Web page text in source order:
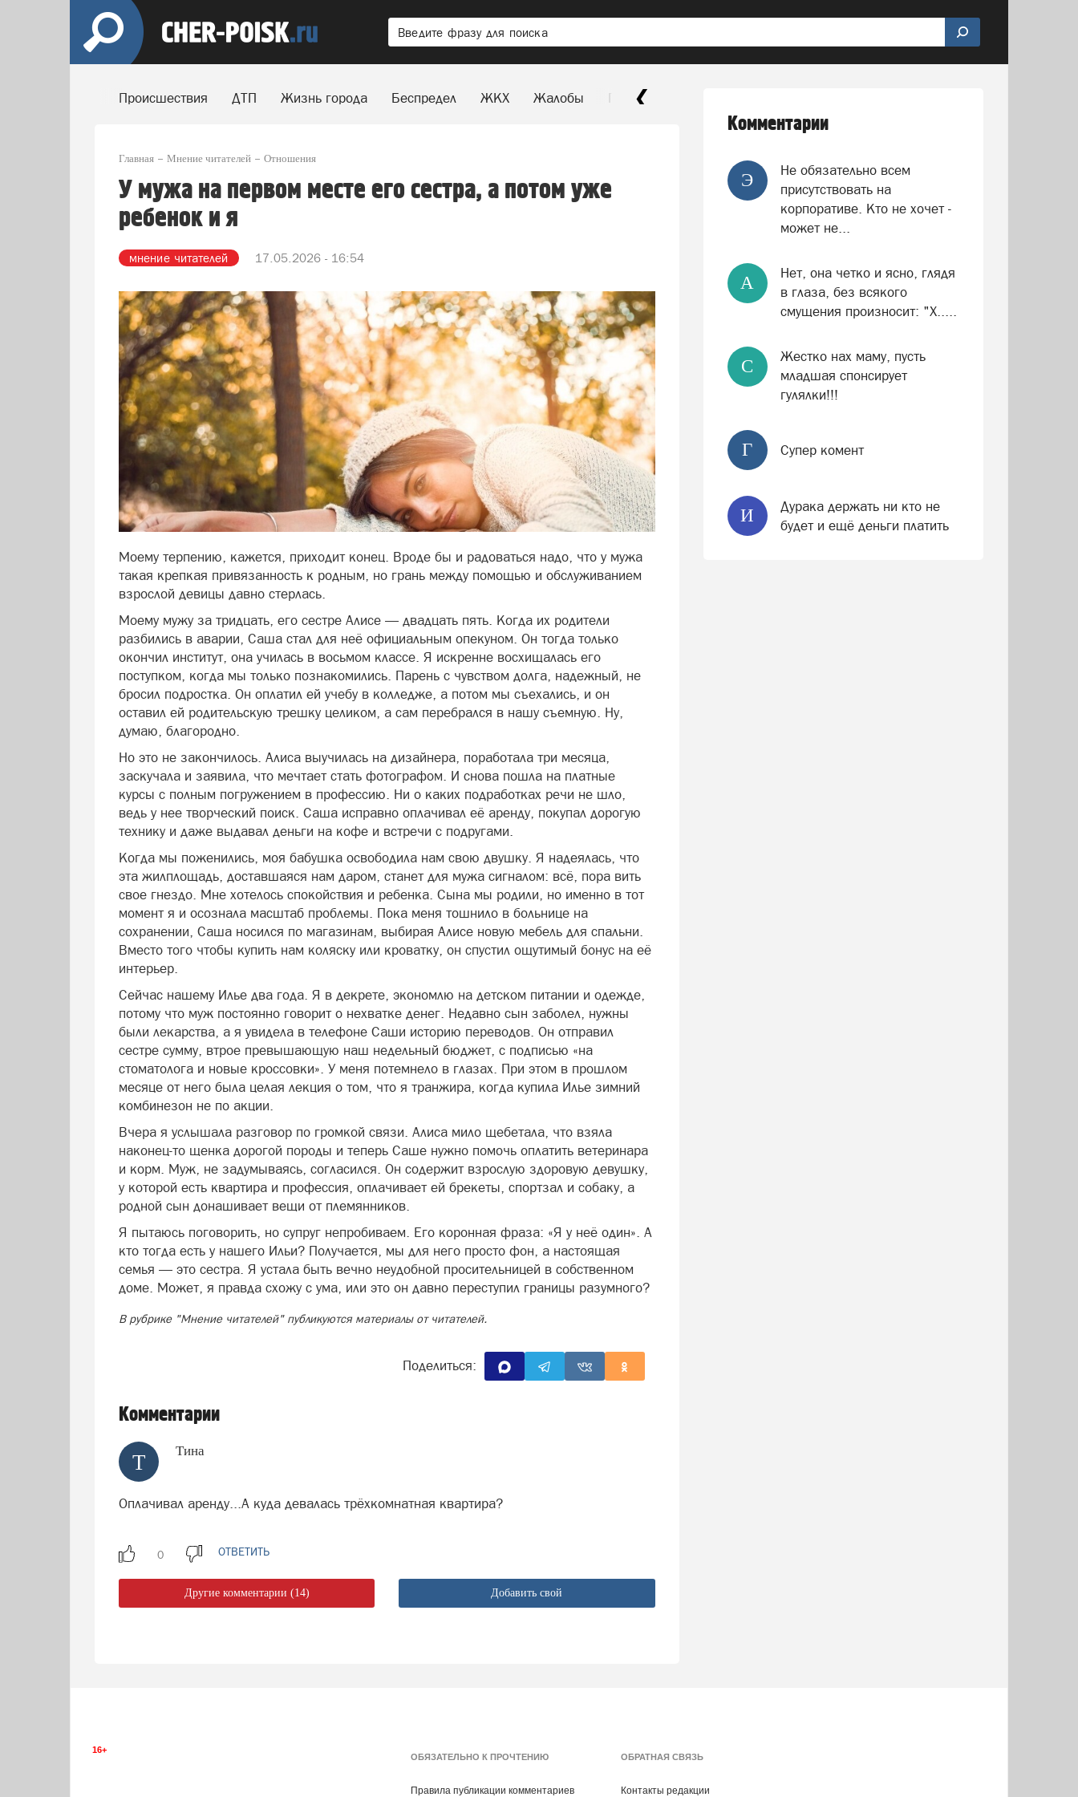
Происшествия ДТП Жизнь города Беспредел ЖКХ Жалобы Паркуюсь, где хочу
Главная Мнение читателей Отношения
У мужа на первом месте его сестра, а потом уже
ребенок и я
мнение читателей 17.05.2026 - 16:54
Фото freepik.com
Моему терпению, кажется, приходит конец. Вроде бы и радоваться надо, что у мужа
такая крепкая привязанность к родным, но грань между помощью и обслуживанием
взрослой девицы давно стерлась.
Моему мужу за тридцать, его сестре Алисе — двадцать пять. Когда их родители
разбились в аварии, Саша стал для неё официальным опекуном. Он тогда только
окончил институт, она училась в восьмом классе. Я искренне восхищалась его
поступком, когда мы только познакомились. Парень с чувством долга, надежный, не
бросил подростка. Он оплатил ей учебу в колледже, а потом мы съехались, и он
оставил ей родительскую трешку целиком, а сам перебрался в нашу съемную. Ну,
думаю, благородно.
Но это не закончилось. Алиса выучилась на дизайнера, поработала три месяца,
заскучала и заявила, что мечтает стать фотографом. И снова пошла на платные
курсы с полным погружением в профессию. Ни о каких подработках речи не шло,
ведь у нее творческий поиск. Саша исправно оплачивал её аренду, покупал дорогую
технику и даже выдавал деньги на кофе и встречи с подругами.
Когда мы поженились, моя бабушка освободила нам свою двушку. Я надеялась, что
эта жилплощадь, доставшаяся нам даром, станет для мужа сигналом: всё, пора вить
свое гнездо. Мне хотелось спокойствия и ребенка. Сына мы родили, но именно в тот
момент я и осознала масштаб проблемы. Пока меня тошнило в больнице на
сохранении, Саша носился по магазинам, выбирая Алисе новую мебель для спальни.
Вместо того чтобы купить нам коляску или кроватку, он спустил ощутимый бонус на её
интерьер.
Сейчас нашему Илье два года. Я в декрете, экономлю на детском питании и одежде,
потому что муж постоянно говорит о нехватке денег. Недавно сын заболел, нужны
были лекарства, а я увидела в телефоне Саши историю переводов. Он отправил
сестре сумму, втрое превышающую наш недельный бюджет, с подписью «на
стоматолога и новые кроссовки». У меня потемнело в глазах. При этом в прошлом
месяце от него была целая лекция о том, что я транжира, когда купила Илье зимний
комбинезон не по акции.
Вчера я услышала разговор по громкой связи. Алиса мило щебетала, что взяла
наконец-то щенка дорогой породы и теперь Саше нужно помочь оплатить ветеринара
и корм. Муж, не задумываясь, согласился. Он содержит взрослую здоровую девушку,
у которой есть квартира и профессия, оплачивает ей брекеты, спортзал и собаку, а
родной сын донашивает вещи от племянников.
Я пытаюсь поговорить, но супруг непробиваем. Его коронная фраза: «Я у неё один». А
кто тогда есть у нашего Ильи? Получается, мы для него просто фон, а настоящая
семья — это сестра. Я устала быть вечно неудобной просительницей в собственном
доме. Может, я правда схожу с ума, или это он давно переступил границы разумного?
В рубрике "Мнение читателей" публикуются материалы от читателей.
Поделиться:
Комментарии
Т Тина
Оплачивал аренду...А куда девалась трёхкомнатная квартира?
ОТВЕТИТЬ
Другие комментарии (14) Добавить свой
Комментарии
Э
Не обязательно всем
присутствовать на
корпоративе. Кто не хочет -
может не...
А
Нет, она четко и ясно, глядя
в глаза, без всякого
смущения произносит: "Х.....
С
Жестко нах маму, пусть
младшая спонсирует
гулялки!!!
Г Супер комент
И
Дурака держать ни кто не
будет и ещё деньги платить
16+
ОБЯЗАТЕЛЬНО К ПРОЧТЕНИЮ
Правила публикации комментариев
ОБРАТНАЯ СВЯЗЬ
Контакты редакции